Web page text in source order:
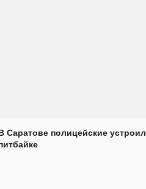
Саратове полицейские